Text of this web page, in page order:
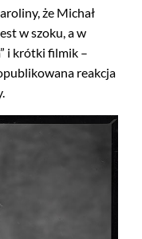
że Michał
w szoku, a w
i krótki filmik –
reakcja